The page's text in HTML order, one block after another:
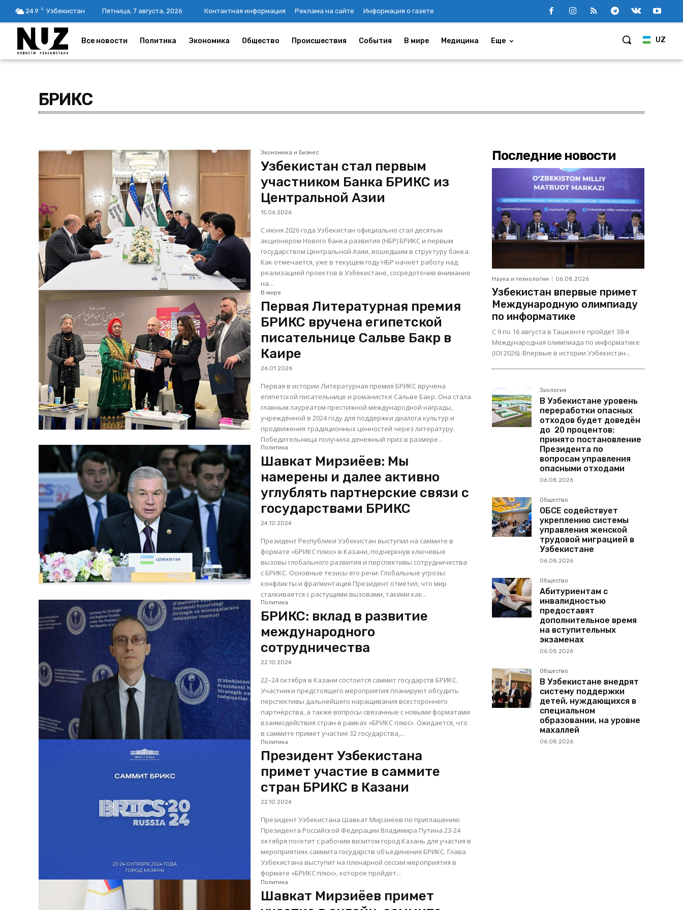
24.9 C Узбекистан Пятница, 7 августа, 2026 Контактная информация Реклама на сайте Информация о газете
UZ
Все новости Политика Экономика Общество Происшествия События В мире Медицина Еще
БРИКС
Экономика и Бизнес
Узбекистан стал первым
участником Банка БРИКС из
Центральной Азии
15.06.2026
С июня 2026 года Узбекистан официально стал десятым
акционером Нового банка развития (НБР) БРИКС и первым
государством Центральной Азии, вошедшим в структуру банка.
Как отмечается, уже в текущем году НБР начнёт работу над
реализацией проектов в Узбекистане, сосредоточив внимание
на...
В мире
Первая Литературная премия
БРИКС вручена египетской
писательнице Сальве Бакр в
Каире
26.01.2026
Первая в истории Литературная премия БРИКС вручена
египетской писательнице и романистке Сальве Бакр. Она стала
главным лауреатом престижной международной награды,
учреждённой в 2024 году для поддержки диалога культур и
продвижения традиционных ценностей через литературу.
Победительница получила денежный приз в размере...
Политика
Шавкат Мирзиёев: Мы
намерены и далее активно
углублять партнерские связи с
государствами БРИКС
24.10.2024
Президент Республики Узбекистан выступил на саммите в
формате «БРИКС плюс» в Казани, подчеркнув ключевые
вызовы глобального развития и перспективы сотрудничества
с БРИКС. Основные тезисы его речи: Глобальные угрозы:
конфликты и фрагментация Президент отметил, что мир
сталкивается с растущими вызовами, такими как...
Политика
БРИКС: вклад в развитие
международного
сотрудничества
22.10.2024
22–24 октября в Казани состоится саммит государств БРИКС.
Участники предстоящего мероприятия планируют обсудить
перспективы дальнейшего наращивания всестороннего
партнёрства, а также вопросы связанные с новыми форматами
взаимодействия стран в рамках «БРИКС плюс». Ожидается, что
в саммите примет участие 32 государства,...
Политика
Президент Узбекистана
примет участие в саммите
стран БРИКС в Казани
22.10.2024
Президент Узбекистана Шавкат Мирзиёев по приглашению
Президента Российской Федерации Владимира Путина 23-24
октября посетит с рабочим визитом город Казань для участия в
мероприятиях саммита государств объединения БРИКС. Глава
Узбекистана выступит на пленарной сессии мероприятия в
формате «БРИКС плюс», которое пройдет...
Политика
Шавкат Мирзиёев примет
Последние новости
Наука и технологии 06.08.2026
Узбекистан впервые примет
Международную олимпиаду
по информатике
С 9 по 16 августа в Ташкенте пройдет 38-я
Международная олимпиада по информатике
(IOI 2026). Впервые в истории Узбекистан...
Экология
В Узбекистане уровень
переработки опасных
отходов будет доведён
до 20 процентов:
принято постановление
Президента по
вопросам управления
опасными отходами
06.08.2026
Общество
ОБСЕ содействует
укреплению системы
управления женской
трудовой миграцией в
Узбекистане
06.08.2026
Общество
Абитуриентам с
инвалидностью
предоставят
дополнительное время
на вступительных
экзаменах
06.08.2026
Общество
В Узбекистане внедрят
систему поддержки
детей, нуждающихся в
специальном
образовании, на уровне
махаллей
06.08.2026